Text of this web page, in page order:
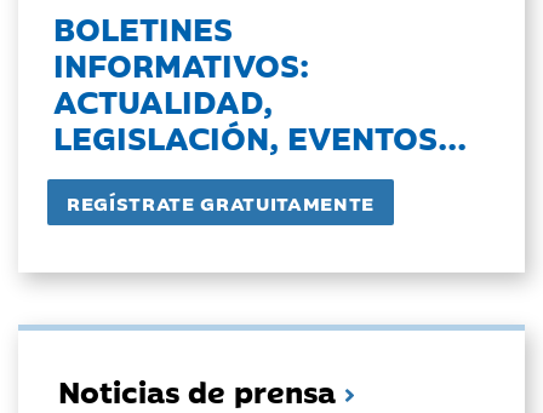
BOLETINES
INFORMATIVOS:
ACTUALIDAD,
LEGISLACIÓN, EVENTOS...
Noticias de prensa